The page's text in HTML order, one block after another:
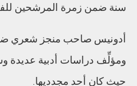
سنة ضمن زمرة المرشحين
أدونيس صاحب منجز شعري
ومؤلِّف دراسات أدبية عديدة
حيث كان أحد مجدديها.